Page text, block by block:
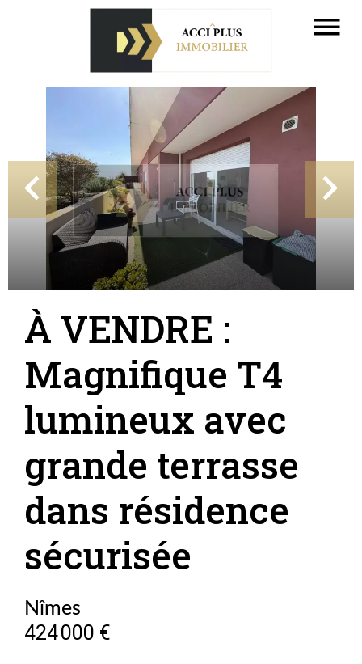
À VENDRE :
Magnifique T4
lumineux avec
grande terrasse
dans résidence
sécurisée
Nîmes
424 000 €